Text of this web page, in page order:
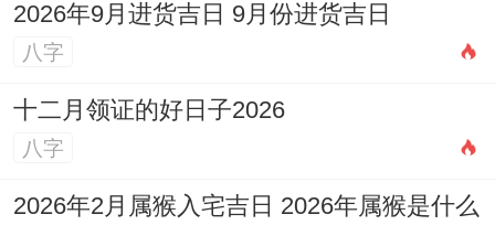
2026年9月进货吉日 9月份进货吉日
八字
十二月领证的好日子2026
八字
2026年2月属猴入宅吉日 2026年属猴是什么